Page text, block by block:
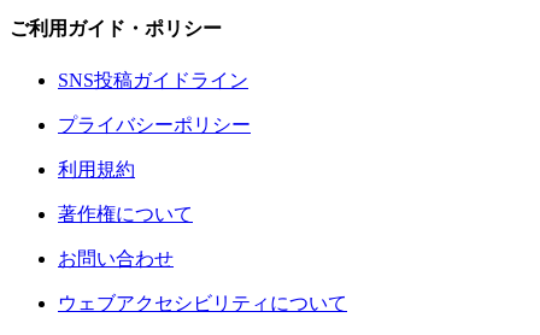
ご利用ガイド・ポリシー
SNS投稿ガイドライン
プライバシーポリシー
利用規約
著作権について
お問い合わせ
ウェブアクセシビリティについて